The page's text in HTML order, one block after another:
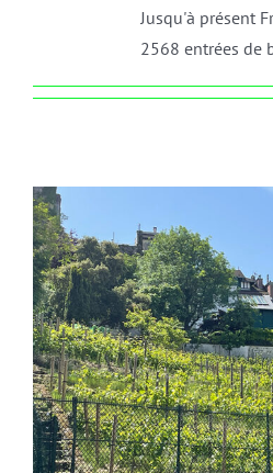
Jusqu'à présent
2568 entrées de